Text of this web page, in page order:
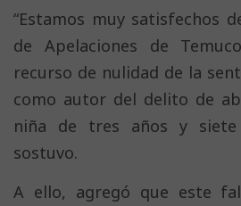
“Estamos muy satisfechos
de Apelaciones de
recurso de nulidad de la
como autor del delito de
niña de tres años y siete
sostuvo.
A ello, agregó que este